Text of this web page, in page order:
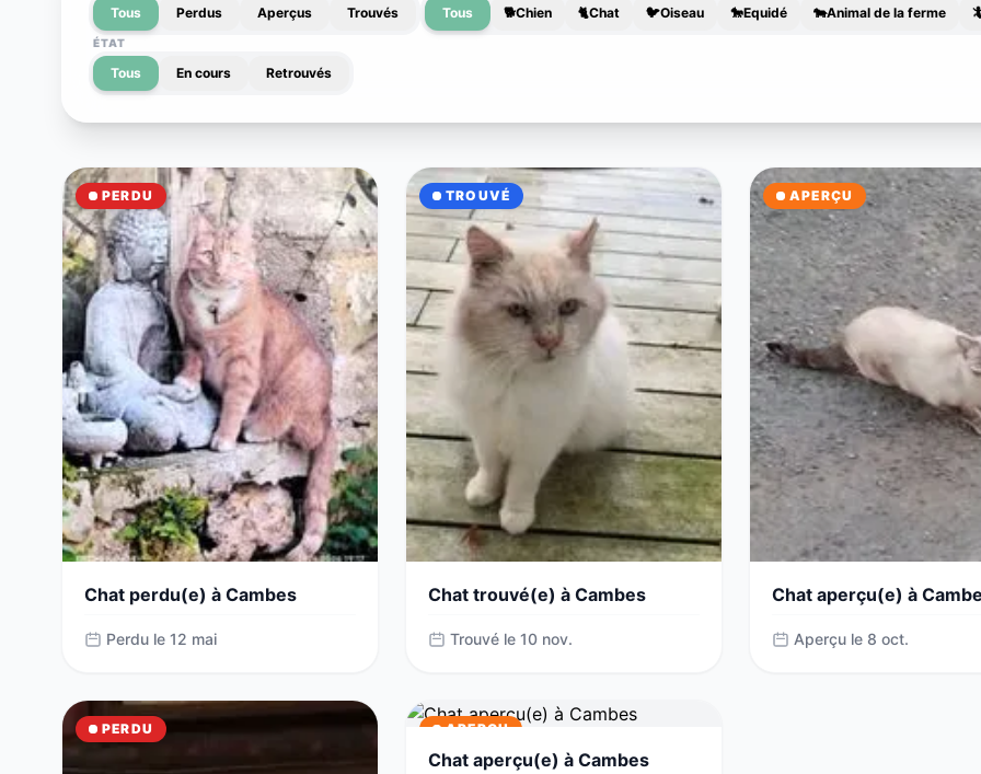
Tous Perdus Aperçus Trouvés Tous 🐕Chien 🐈Chat 🐦Oiseau 🐎Equidé 🐄Animal de la ferme
ÉTAT
Tous En cours Retrouvés
PERDU
Chat perdu(e) à Cambes
Perdu le 12 mai
TROUVÉ
Chat trouvé(e) à Cambes
Trouvé le 10 nov.
APERÇU
Chat aperçu(e) à
Aperçu le 8 oct.
PERDU APERÇU
Chat aperçu(e) à Cambes